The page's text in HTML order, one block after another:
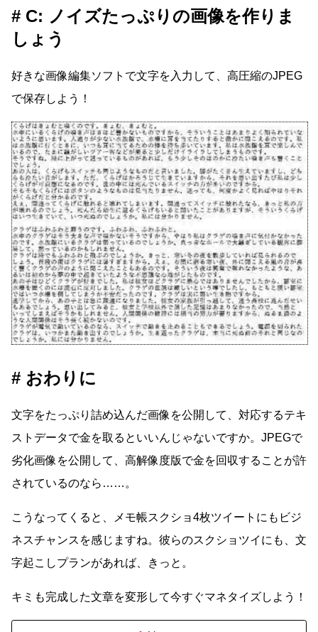
C: ノイズたっぷりの画像を作りま
しょう
好きな画像編集ソフトで文字を入力して、高圧縮のJPEG
で保存しよう！
おわりに
文字をたっぷり詰め込んだ画像を公開して、対応するテキ
ストデータで金を取るといいんじゃないですか。JPEGで
劣化画像を公開して、高解像度版で金を回収することが許
されているのなら……。
こうなってくると、メモ帳スクショ4枚ツイートにもビジ
ネスチャンスを感じますね。彼らのスクショツイにも、文
字起こしプランがあれば、きっと。
キミも完成した文章を変形して今すぐマネタイズしよう！